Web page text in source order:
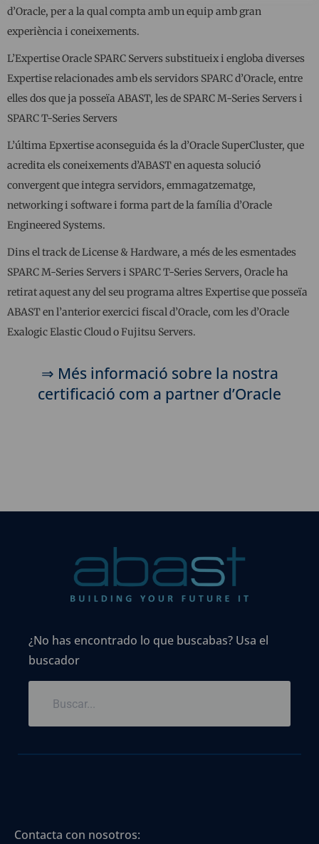
d’Oracle, per a la qual compta amb un equip amb gran
experiència i coneixements.
L’Expertise Oracle SPARC Servers substitueix i engloba diverses
Expertise relacionades amb els servidors SPARC d’Oracle, entre
elles dos que ja posseïa ABAST, les de SPARC M-Series Servers i
SPARC T-Series Servers
L’última Epxertise aconseguida és la d’Oracle SuperCluster, que
acredita els coneixements d’ABAST en aquesta solució
convergent que integra servidors, emmagatzematge,
networking i software i forma part de la família d’Oracle
Engineered Systems.
Dins el track de License & Hardware, a més de les esmentades
SPARC M-Series Servers i SPARC T-Series Servers, Oracle ha
retirat aquest any del seu programa altres Expertise que posseïa
ABAST en l’anterior exercici fiscal d’Oracle, com les d’Oracle
Exalogic Elastic Cloud o Fujitsu Servers.
⇒ Més informació sobre la nostra
certificació com a partner d’Oracle
¿No has encontrado lo que buscabas? Usa el
buscador
Contacta con nosotros: